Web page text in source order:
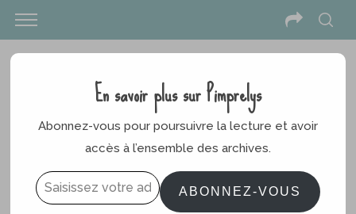
En savoir plus sur Pimprelys
Abonnez-vous pour poursuivre la lecture et avoir
accès à l’ensemble des archives.
ABONNEZ-VOUS